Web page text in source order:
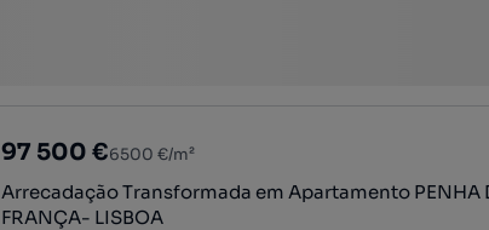
97 500 €6500 €/m²
Arrecadação Transformada em Apartamento PENHA DE
FRANÇA- LISBOA